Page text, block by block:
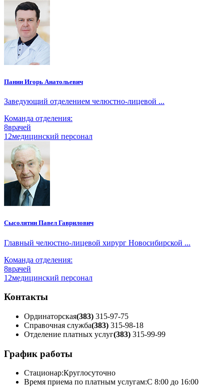
Панин Игорь Анатольевич
Заведующий отделением челюстно-лицевой ...
Команда отделения:
8врачей
12медицинский персонал
Сысолятин Павел Гаврилович
Главный челюстно-лицевой хирург Новосибирской ...
Команда отделения:
8врачей
12медицинский персонал
Контакты
Ординаторская(383) 315-97-75
Справочная служба(383) 315-98-18
Отделение платных услуг(383) 315-99-99
График работы
Стационар:Круглосуточно
Время приема по платным услугам:С 8:00 до 16:00